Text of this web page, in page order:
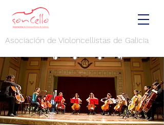
Asociación de Violoncellistas de Galicia